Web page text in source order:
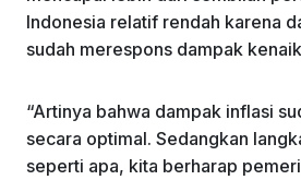
Indonesia relatif rendah karena
sudah merespons dampak
“Artinya bahwa dampak inflasi
secara optimal. Sedangkan
seperti apa, kita berharap